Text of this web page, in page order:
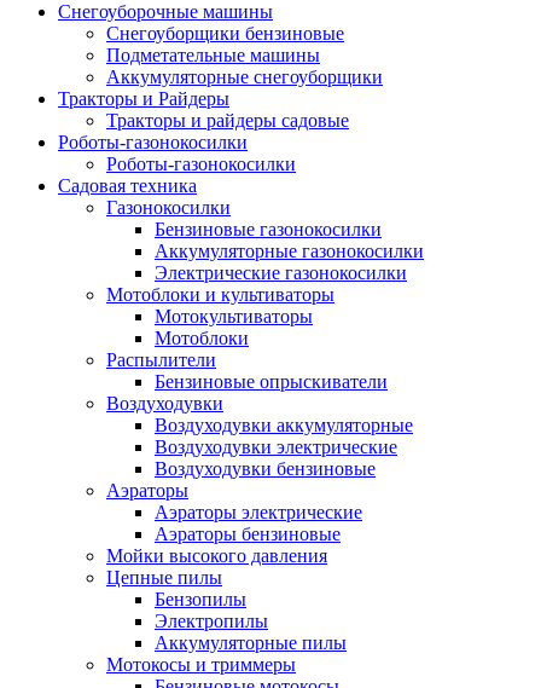
Снегоуборочные машины
Снегоуборщики бензиновые
Подметательные машины
Аккумуляторные снегоуборщики
Тракторы и Райдеры
Тракторы и райдеры садовые
Роботы-газонокосилки
Роботы-газонокосилки
Садовая техника
Газонокосилки
Бензиновые газонокосилки
Аккумуляторные газонокосилки
Электрические газонокосилки
Мотоблоки и культиваторы
Мотокультиваторы
Мотоблоки
Распылители
Бензиновые опрыскиватели
Воздуходувки
Воздуходувки аккумуляторные
Воздуходувки электрические
Воздуходувки бензиновые
Аэраторы
Аэраторы электрические
Аэраторы бензиновые
Мойки высокого давления
Цепные пилы
Бензопилы
Электропилы
Аккумуляторные пилы
Мотокосы и триммеры